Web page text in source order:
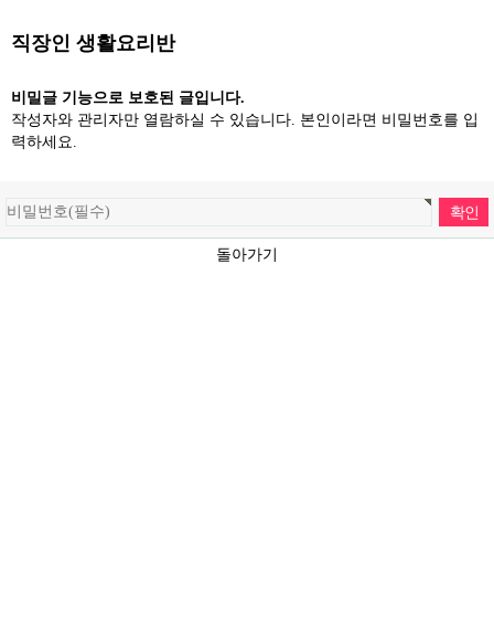
직장인 생활요리반
비밀글 기능으로 보호된 글입니다.
작성자와 관리자만 열람하실 수 있습니다. 본인이라면 비밀번호를 입
력하세요.
돌아가기